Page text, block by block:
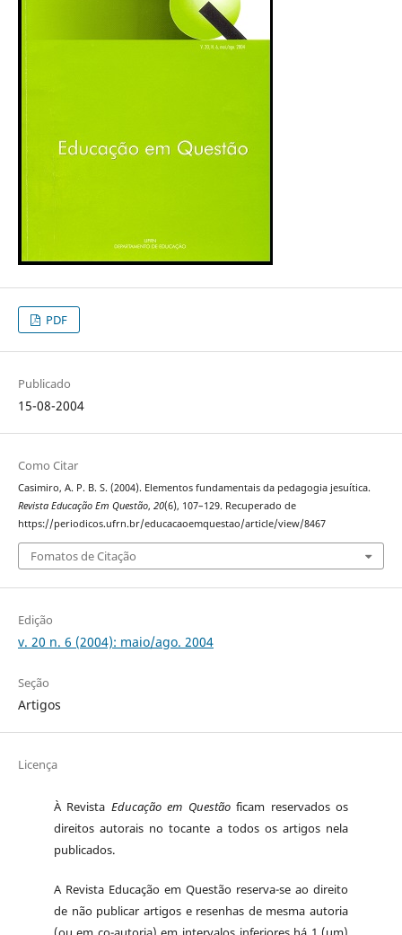
PDF
Publicado
15-08-2004
Como Citar
Casimiro, A. P. B. S. (2004). Elementos fundamentais da pedagogia jesuítica.
Revista Educação Em Questão, 20(6), 107–129. Recuperado de
https://periodicos.ufrn.br/educacaoemquestao/article/view/8467
Fomatos de Citação
Edição
v. 20 n. 6 (2004): maio/ago. 2004
Seção
Artigos
Licença
À Revista Educação em Questãoficam reservados os
direitos autorais no tocante a todos os artigos nela
publicados.
A Revista Educação em Questão reserva-se ao direito
de não publicar artigos e resenhas de mesma autoria